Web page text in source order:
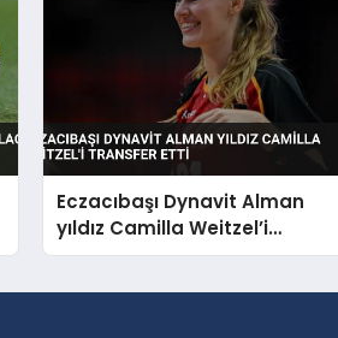
Eczacıbaşı Dynavit Alman
yıldız Camilla Weitzel’i
transfer etti